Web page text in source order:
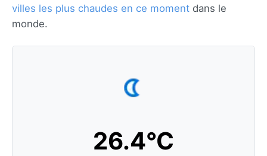
villes les plus chaudes en ce moment dans le
monde.
26.4°C